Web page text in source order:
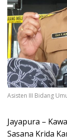
Asisten III Bidang
Jayapura –
Sasana Krida